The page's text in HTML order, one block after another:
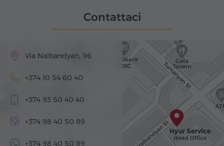
Contattaci
Via Nalbandyan, 96
+374 10 54 60 40
+374 93 50 40 40
+374 98 40 50 89
+374 98 40 50 89